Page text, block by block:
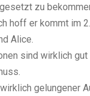
zu
hoff er kommt im
Alice.
sind wirklich
wirklich gelungener